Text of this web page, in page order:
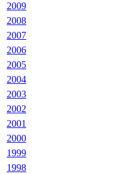
2009
2008
2007
2006
2005
2004
2003
2002
2001
2000
1999
1998